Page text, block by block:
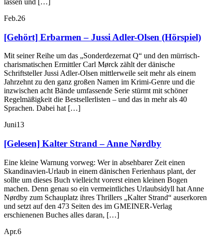
lassen und […]
Feb.26
[Gehört] Erbarmen – Jussi Adler-Olsen (Hörspiel)
Mit seiner Reihe um das „Sonderdezernat Q“ und den mürrisch-
charismatischen Ermittler Carl Mørck zählt der dänische
Schriftsteller Jussi Adler-Olsen mittlerweile seit mehr als einem
Jahrzehnt zu den ganz großen Namen im Krimi-Genre und die
inzwischen acht Bände umfassende Serie stürmt mit schöner
Regelmäßigkeit die Bestsellerlisten – und das in mehr als 40
Sprachen. Dabei hat […]
Juni13
[Gelesen] Kalter Strand – Anne Nørdby
Eine kleine Warnung vorweg: Wer in absehbarer Zeit einen
Skandinavien-Urlaub in einem dänischen Ferienhaus plant, der
sollte um dieses Buch vielleicht vorerst einen kleinen Bogen
machen. Denn genau so ein vermeintliches Urlaubsidyll hat Anne
Nørdby zum Schauplatz ihres Thrillers „Kalter Strand“ auserkoren
und setzt auf den 473 Seiten des im GMEINER-Verlag
erschienenen Buches alles daran, […]
Apr.6